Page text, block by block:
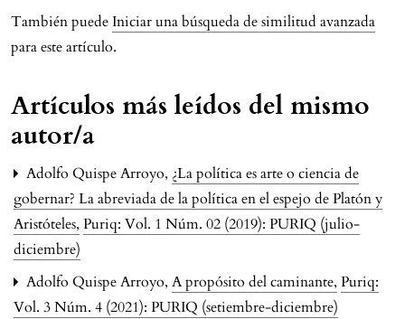
También puede Iniciar una búsqueda de similitud avanzada
para este artículo.
Artículos más leídos del mismo
autor/a
Adolfo Quispe Arroyo, ¿La política es arte o ciencia de
gobernar? La abreviada de la política en el espejo de Platón y
Aristóteles, Puriq: Vol. 1 Núm. 02 (2019): PURIQ (julio-
diciembre)
Adolfo Quispe Arroyo, A propósito del caminante, Puriq:
Vol. 3 Núm. 4 (2021): PURIQ (setiembre-diciembre)